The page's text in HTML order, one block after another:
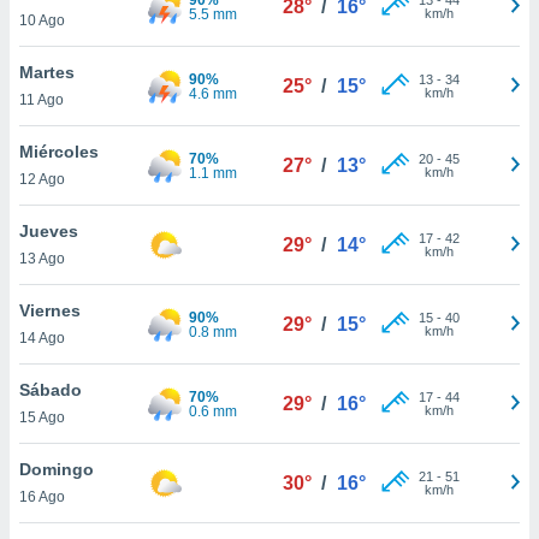
más
nuestra
y
de
disponible
cookies
aceptar
10 Ago
5.5 mm
28° / 16°
km/h
Martes
11 Ago
90%
4.6 mm
25° / 15° 13- 34
km/h
Miércoles
12 Ago
70%
1.1 mm
27° / 13° 20- 45
km/h
Jueves
13 Ago
29° / 14° 17- 42
km/h
Viernes
14 Ago
90%
0.8 mm
29° / 15° 15- 40
km/h
Sábado
15 Ago
70%
0.6 mm
29° / 16° 17- 44
km/h
Domingo
16 Ago
30° / 16° 21 - 51
km/h